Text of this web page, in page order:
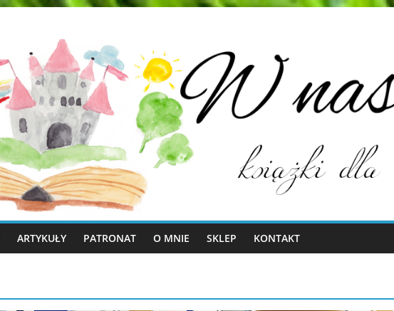
ARTYKUŁY PATRONAT O MNIE SKLEP KONTAKT